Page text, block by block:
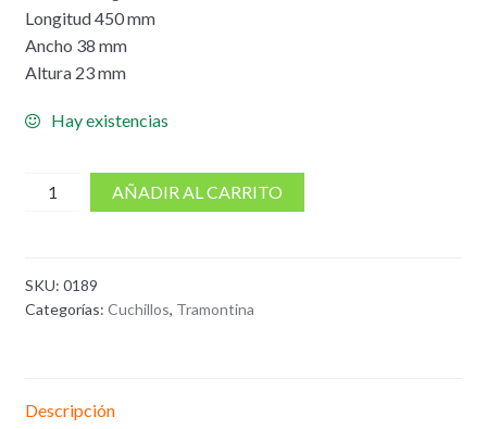
Longitud 450 mm
Ancho 38 mm
Altura 23 mm
Hay existencias
cantidad
Sierra
12"
AÑADIR AL CARRITO
SKU: 0189
Categorías: Cuchillos, Tramontina
Descripción